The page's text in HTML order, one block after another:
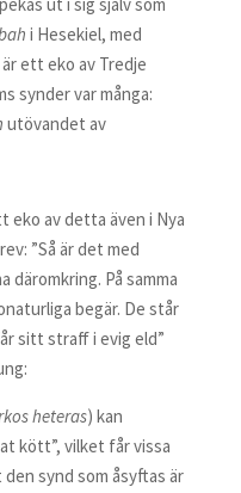
i Hesekiel, med
ett eko av Tredje
synder var många:
utövandet av
eko av detta även i Nya
”Så är det med
däromkring. På samma
begär. De står
sitt straff i evig eld”
heteras) kan
kött”, vilket får vissa
synd som åsyftas är